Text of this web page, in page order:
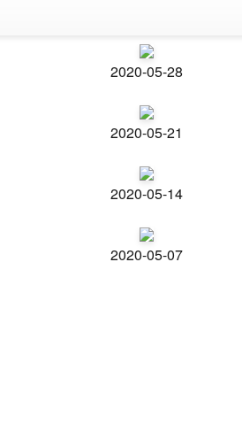
2020-05-28
2020-05-21
2020-05-14
2020-05-07